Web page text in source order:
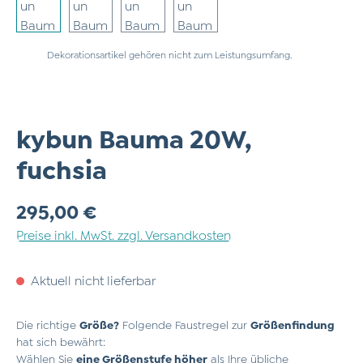
Dekorationsartikel gehören nicht zum Leistungsumfang.
kybun Bauma 20W,
fuchsia
Regulärer Preis:
295,00 €
Preise inkl. MwSt. zzgl. Versandkosten
Aktuell nicht lieferbar
Die richtige Größe? Folgende Faustregel zur Größenfindung
hat sich bewährt:
Wählen Sie eine Größenstufe höher als Ihre übliche